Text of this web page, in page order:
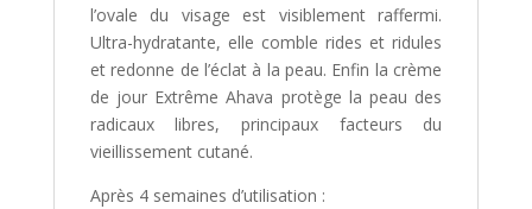
l’ovale du visage est visiblement raffermi.
Ultra-hydratante, elle comble rides et ridules
et redonne de l’éclat à la peau. Enfin la crème
de jour Extrême Ahava protège la peau des
radicaux libres, principaux facteurs du
vieillissement cutané.
Après 4 semaines d’utilisation :